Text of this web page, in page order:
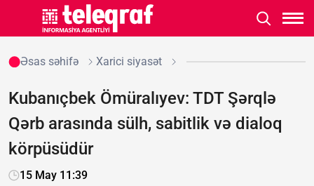
Əsas səhifə Xarici siyasət
Kubanıçbek Ömüralıyev: TDT Şərqlə
Qərb arasında sülh, sabitlik və dialoq
körpüsüdür
15 May 11:39